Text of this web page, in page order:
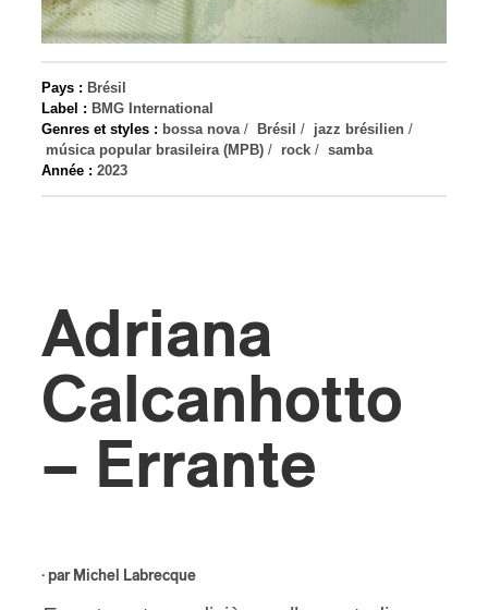
Pays : Brésil
Label : BMG International
Genres et styles : bossa nova/ Brésil / jazz brésilien /
música popular brasileira (MPB) / rock / samba
Année : 2023
Adriana
Calcanhotto
– Errante
· par Michel Labrecque